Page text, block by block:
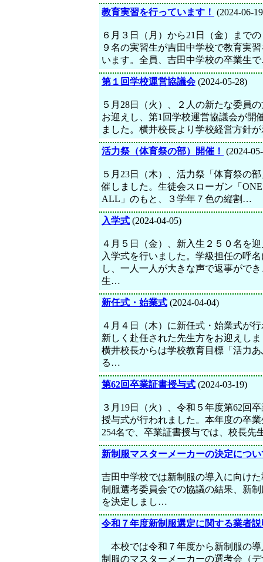
教育実習を行っています！ (2024-06-
６月３日（月）から21日（金）まで
９名の実習生が吉田中学校で教育実
います。全員、吉田中学校の卒業生
第１回学校運営協議会(2024-05-28)
５月28日（火）、２人の新たな委員
お迎えし、第1回学校運営協議会が開
ました。横井校長より学校経営方針
活力祭（体育祭の部）開催！ (2024-
５月23日（木）、活力祭「体育祭の
催しました。生徒会スローガン「
ALL」のもと、３学年７色の縦割…
入学式 (2024-04-05)
４月５日（金）、新入生２５０名を
入学式を行いました。学級担任の呼
し、一人一人が大きな声で返事がで
生…
新任式・始業式 (2024-04-04)
４月４日（木）に新任式・始業式が
新しく赴任された先生方をお迎えし
横井校長からは学校教育目標「活力
る…
第62回卒業証書授与式 (2024-03-19)
３月19日（火）、令和５年度第62回
授与式が行われました。本年度の卒
254名で、卒業証書授与では、校長先
新制服マスターメーカーの決定につい
吉田中学校では新制服の導入に向け
制服選考委員会での協議の結果、新
を決定しまし…
令和７年度新制服選定に関する業者
本校では令和７年度から新制服の
制服のマスターメーカーの選考会（